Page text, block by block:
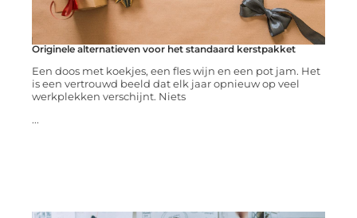
Originele alternatieven voor het standaard kerstpakket
Een doos met koekjes, een fles wijn en een pot jam. Het
is een vertrouwd beeld dat elk jaar opnieuw op veel
werkplekken verschijnt. Niets
...